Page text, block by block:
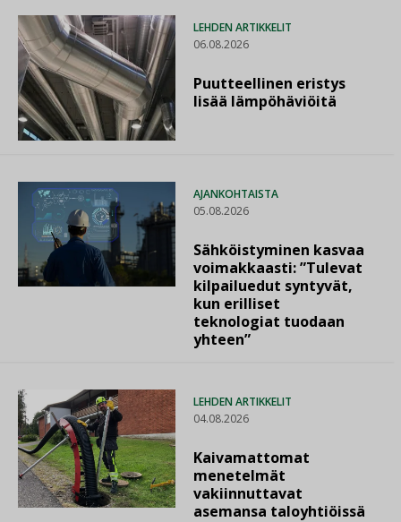
LEHDEN ARTIKKELIT
06.08.2026
Puutteellinen eristys
lisää lämpöhäviöitä
AJANKOHTAISTA
05.08.2026
Sähköistyminen kasvaa
voimakkaasti: ”Tulevat
kilpailuedut syntyvät,
kun erilliset
teknologiat tuodaan
yhteen”
LEHDEN ARTIKKELIT
04.08.2026
Kaivamattomat
menetelmät
vakiinnuttavat
asemansa taloyhtiöissä